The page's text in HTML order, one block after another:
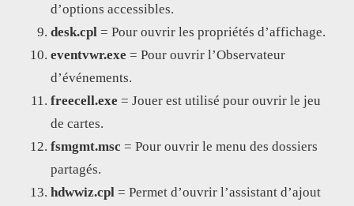
d’options accessibles.
desk.cpl = Pour ouvrir les propriétés d’affichage.
eventvwr.exe = Pour ouvrir l’Observateur
d’événements.
freecell.exe = Jouer est utilisé pour ouvrir le jeu
de cartes.
fsmgmt.msc = Pour ouvrir le menu des dossiers
partagés.
hdwwiz.cpl = Permet d’ouvrir l’assistant d’ajout